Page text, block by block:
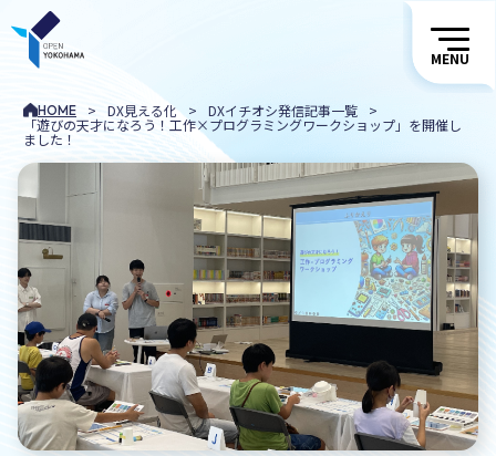
MENU
HOME > DX見える化 > DXイチオシ発信記事一覧 >
「遊びの天才になろう！工作×プログラミングワークショップ」を開催し
ました！